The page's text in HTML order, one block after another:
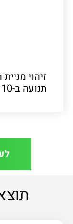
תנועה ב-10 ימים